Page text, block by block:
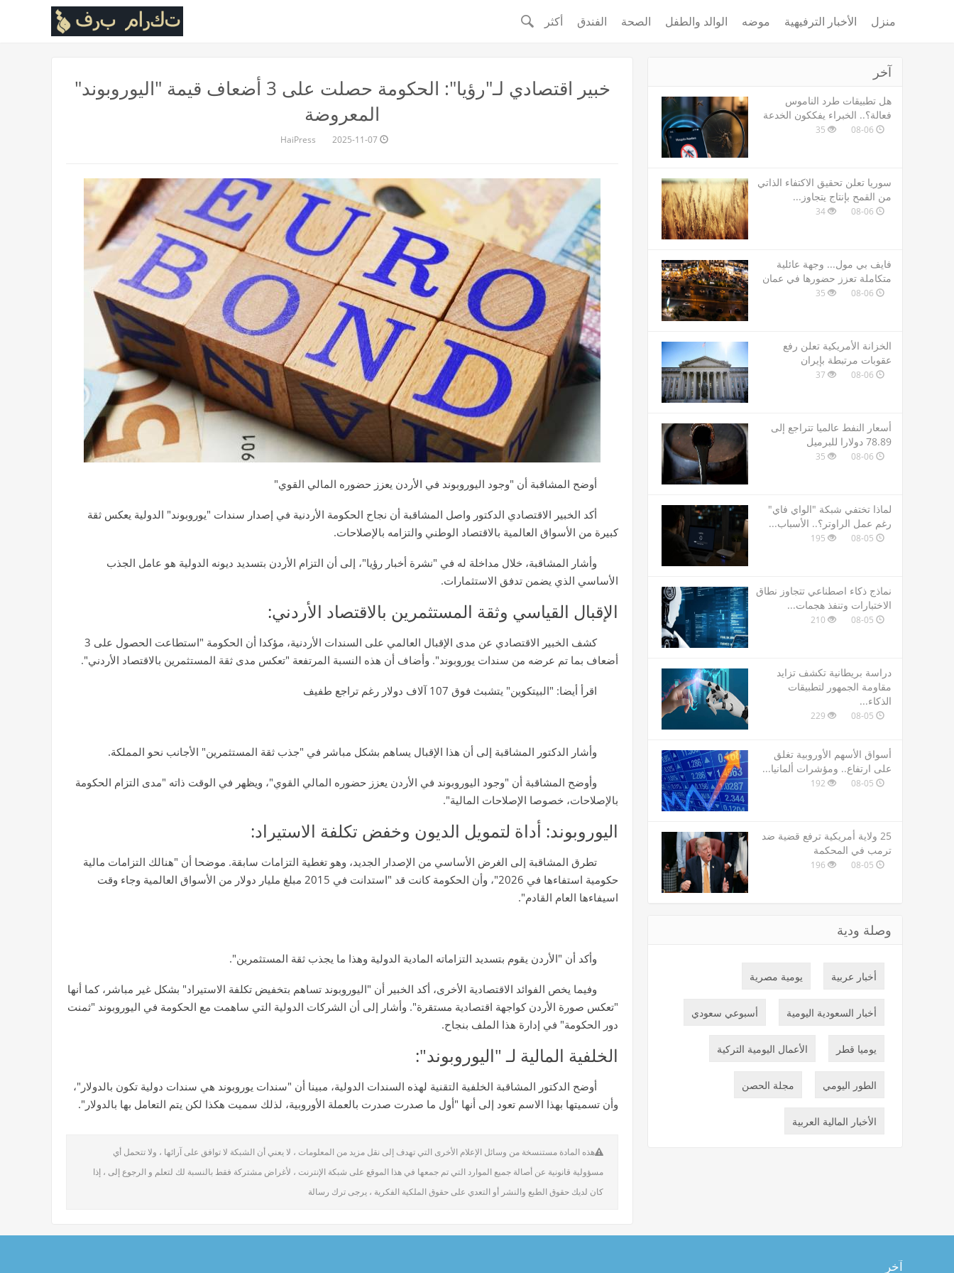
منزل الأخبار الترفيهية موضه الوالد والطفل الصحة الفندق أكثر
خبير اقتصادي لـ"رؤيا": الحكومة حصلت على 3 أضعاف قيمة "اليوروبوند"
المعروضة
2025-11-07
HaiPress
أوضح المشاقبة أن "وجود اليوروبوند في الأردن يعزز حضوره المالي القوي"
أكد الخبير الاقتصادي الدكتور واصل المشاقبة أن نجاح الحكومة الأردنية في إصدار سندات "يوروبوند" الدولية يعكس ثقة
كبيرة من الأسواق العالمية بالاقتصاد الوطني والتزامه بالإصلاحات.
وأشار المشاقبة، خلال مداخلة له في "نشرة أخبار رؤيا"، إلى أن التزام الأردن بتسديد ديونه الدولية هو عامل الجذب
الأساسي الذي يضمن تدفق الاستثمارات.
الإقبال القياسي وثقة المستثمرين بالاقتصاد الأردني:
كشف الخبير الاقتصادي عن مدى الإقبال العالمي على السندات الأردنية، مؤكدا أن الحكومة "استطاعت الحصول على 3
أضعاف بما تم عرضه من سندات يوروبوند". وأضاف أن هذه النسبة المرتفعة "تعكس مدى ثقة المستثمرين بالاقتصاد الأردني".
اقرأ أيضا: "البيتكوين" يتشبث فوق 107 آلاف دولار رغم تراجع طفيف
وأشار الدكتور المشاقبة إلى أن هذا الإقبال يساهم بشكل مباشر في "جذب ثقة المستثمرين" الأجانب نحو المملكة.
وأوضح المشاقبة أن "وجود اليوروبوند في الأردن يعزز حضوره المالي القوي"، ويظهر في الوقت ذاته "مدى التزام الحكومة
بالإصلاحات، خصوصا الإصلاحات المالية".
اليوروبوند: أداة لتمويل الديون وخفض تكلفة الاستيراد:
تطرق المشاقبة إلى الغرض الأساسي من الإصدار الجديد، وهو تغطية التزامات سابقة. موضحا أن "هنالك التزامات مالية
حكومية استفاءها في 2026"، وأن الحكومة كانت قد "استدانت في 2015 مبلغ مليار دولار من الأسواق العالمية وجاء وقت
اسيفاءها العام القادم".
وأكد أن "الأردن يقوم بتسديد التزاماته المادية الدولية وهذا ما يجذب ثقة المستثمرين".
وفيما يخص الفوائد الاقتصادية الأخرى، أكد الخبير أن "اليوروبوند تساهم بتخفيض تكلفة الاستيراد" بشكل غير مباشر، كما أنها
"تعكس صورة الأردن كواجهة اقتصادية مستقرة". وأشار إلى أن الشركات الدولية التي ساهمت مع الحكومة في اليوروبوند "ثمنت
دور الحكومة" في إدارة هذا الملف بنجاح.
الخلفية المالية لـ "اليوروبوند":
أوضح الدكتور المشاقبة الخلفية التقنية لهذه السندات الدولية، مبينا أن "سندات يوروبوند هي سندات دولية تكون بالدولار"،
وأن تسميتها بهذا الاسم تعود إلى أنها "أول ما صدرت صدرت بالعملة الأوروبية، لذلك سميت هكذا لكن يتم التعامل بها بالدولار".
هذه المادة مستنسخة من وسائل الإعلام الأخرى التي تهدف إلى نقل مزيد من المعلومات ، لا يعني أن الشبكة لا توافق على آرائها ، ولا تتحمل أي
مسؤولية قانونية عن أصالة جميع الموارد التي تم جمعها في هذا الموقع على شبكة الإنترنت ، لأغراض مشتركة فقط بالنسبة لك لتعلم و الرجوع إلى ، إذا
كان لديك حقوق الطبع والنشر أو التعدي على حقوق الملكية الفكرية ، يرجى ترك رسالة
آخر
هل تطبيقات طرد الناموس
فعالة؟.. الخبراء يفككون الخدعة
08-06
35
سوريا تعلن تحقيق الاكتفاء الذاتي
من القمح بإنتاج يتجاوز...
08-06
34
فايف بي مول... وجهة عائلية
متكاملة تعزز حضورها في عمان
08-06
35
الخزانة الأمريكية تعلن رفع
عقوبات مرتبطة بإيران
08-06
37
أسعار النفط عالميا تتراجع إلى
78.89 دولارا للبرميل
08-06
35
لماذا تختفي شبكة "الواي فاي"
رغم عمل الراوتر؟.. الأسباب...
08-05
195
نماذج ذكاء اصطناعي تتجاوز نطاق
الاختبارات وتنفذ هجمات...
08-05
210
دراسة بريطانية تكشف تزايد
مقاومة الجمهور لتطبيقات
الذكاء...
08-05
229
أسواق الأسهم الأوروبية تغلق
على ارتفاع.. ومؤشرات ألمانيا...
08-05
192
25 ولاية أمريكية ترفع قضية ضد
ترمب في المحكمة
08-05
196
وصلة ودية
أخبار عربية يومية مصرية
أخبار السعودية اليومية أسبوعي سعودي
يوميا قطر الأعمال اليومية التركية
الطور اليومي مجلة الحصن
الأخبار المالية العربية
آخر